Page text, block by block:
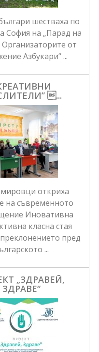
шестваха по
София на „Парад на
Организаторите от
Азбукари“ ...
...
откриха
на съвременното
Иновативна
класна стая
пред
...
„ЗДРАВЕЙ,
ЗДРАВЕ“